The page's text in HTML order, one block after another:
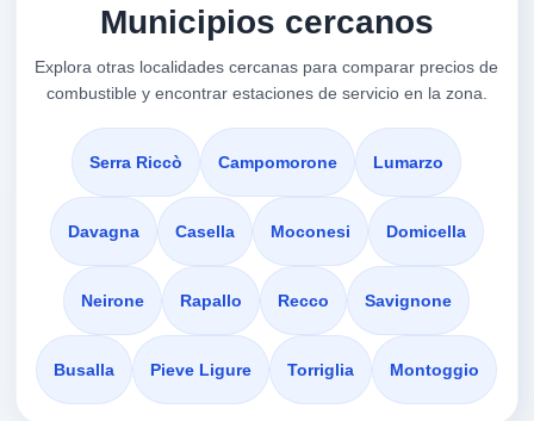
GENOVA,
a 1.01 Km
Europa 770
GENOVA,
16133
VER PRECIOS
Stazione di
a 1.06 Km
Corso Europa 844
GENOVA,
16133
VER PRECIOS
Municipios cercanos
Explora otras localidades cercanas para comparar precios de
combustible y encontrar estaciones de servicio en la zona.
Serra Riccò Campomorone Lumarzo
Davagna Casella Moconesi Domicella
Neirone Rapallo Recco Savignone
Busalla Pieve Ligure Torriglia Montoggio